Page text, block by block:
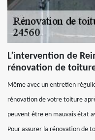
L’intervention de
rénovation de
Même avec un entretien
rénovation de votre toiture
peuvent être en mauvais état
Pour assurer la rénovation de